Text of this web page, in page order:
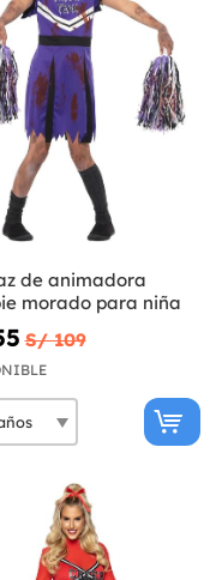
de animadora
morado para niña
S/ 109